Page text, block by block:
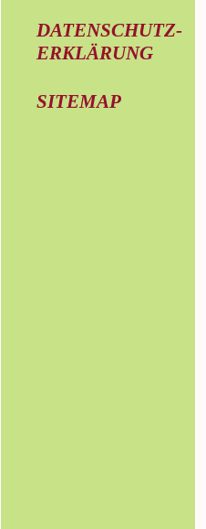
DATENSCHUTZ-
ERKLÄRUNG
SITEMAP